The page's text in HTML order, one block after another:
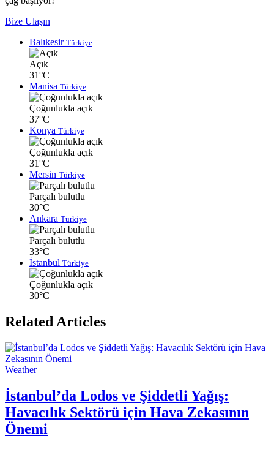
Bize Ulaşın
Balıkesir Türkiye
Açık
31°C
Manisa Türkiye
Çoğunlukla açık
37°C
Konya Türkiye
Çoğunlukla açık
31°C
Mersin Türkiye
Parçalı bulutlu
30°C
Ankara Türkiye
Parçalı bulutlu
33°C
İstanbul Türkiye
Çoğunlukla açık
30°C
Related Articles
Weather
İstanbul’da Lodos ve Şiddetli Yağış:
Havacılık Sektörü için Hava Zekasının
Önemi